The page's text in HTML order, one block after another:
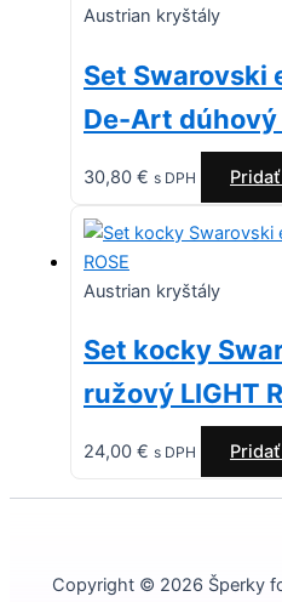
Austrian kryštály
Set Swarovski
De-Art dúhový
30,80 € s DPH
Austrian kryštály
Set kocky
ružový LIGHT
24,00 € s DPH
Copyright © 2026 Šperky